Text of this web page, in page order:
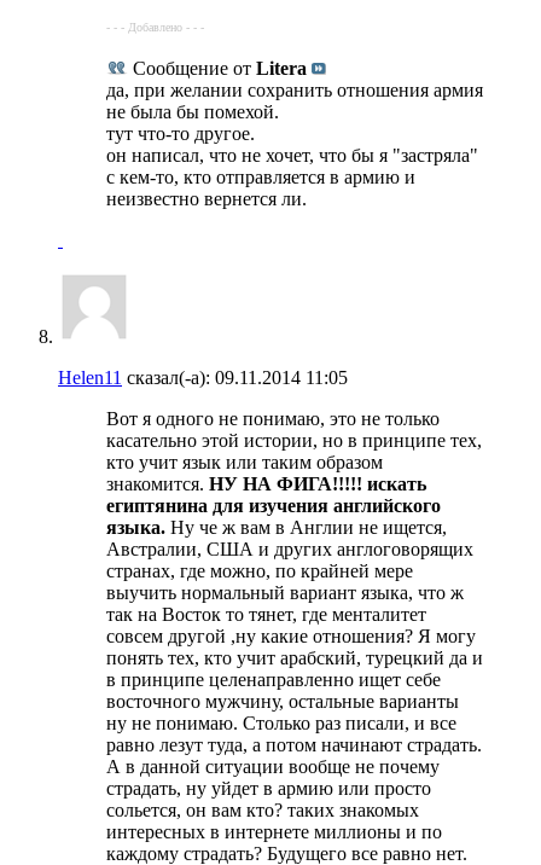
- - - Добавлено - - -
Сообщение от Litera
да, при желании сохранить отношения армия
не была бы помехой.
тут что-то другое.
он написал, что не хочет, что бы я "застряла"
с кем-то, кто отправляется в армию и
неизвестно вернется ли.
Helen11 сказал(-а): 09.11.2014 11:05
Вот я одного не понимаю, это не только
касательно этой истории, но в принципе тех,
кто учит язык или таким образом
знакомится. НУ НА ФИГА!!!!! искать
египтянина для изучения английского
языка. Ну че ж вам в Англии не ищется,
Австралии, США и других англоговорящих
странах, где можно, по крайней мере
выучить нормальный вариант языка, что ж
так на Восток то тянет, где менталитет
совсем другой ,ну какие отношения? Я могу
понять тех, кто учит арабский, турецкий да и
в принципе целенаправленно ищет себе
восточного мужчину, остальные варианты
ну не понимаю. Столько раз писали, и все
равно лезут туда, а потом начинают страдать.
А в данной ситуации вообще не почему
страдать, ну уйдет в армию или просто
сольется, он вам кто? таких знакомых
интересных в интернете миллионы и по
каждому страдать? Будущего все равно нет.